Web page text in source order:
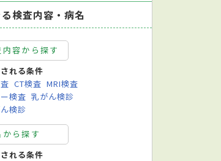
検査内容・病名
内容から探す
れる条件
CT検査 MRI検査
検査 乳がん検診
検診
から探す
れる条件